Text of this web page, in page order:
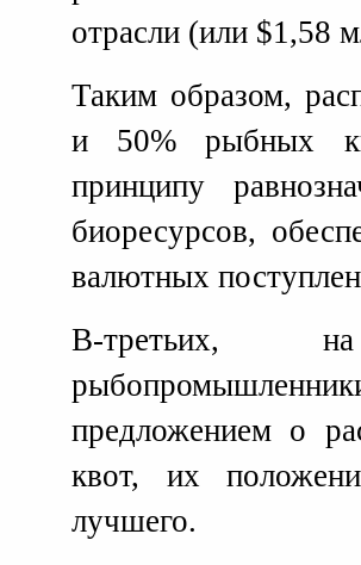
отрасли (или $1,58
Таким образом,
и 50% рыбных
принципу
биоресурсов,
валютных
В-третьих,
предложением о
квот, их
лучшего.